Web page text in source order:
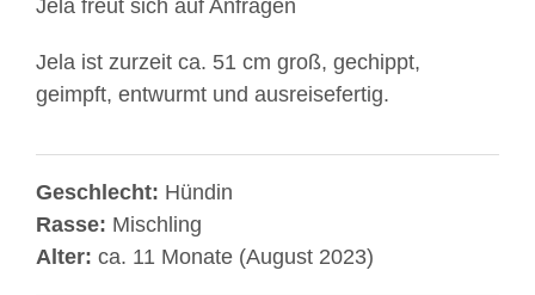
Jela freut sich auf Anfragen
Jela ist zurzeit ca. 51 cm groß, gechippt,
geimpft, entwurmt und ausreisefertig.
Geschlecht: Hündin
Rasse: Mischling
Alter: ca. 11 Monate (August 2023)